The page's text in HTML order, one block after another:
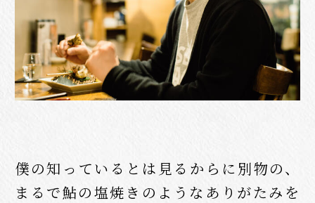
僕の知っているとは見るからに別物の、
まるで鮎の塩焼きのようなありがたみを